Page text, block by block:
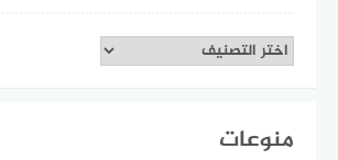
تصنيفات
منوعات